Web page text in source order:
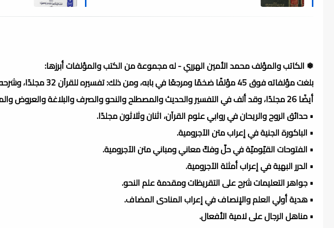
❅ الكاتب والمؤلف محمد الأمين الهرري - له مجموعة من الكتب والمؤلفات أبرزها:
أيضًا 26 مجلدًا، وقد ألف في التفسير والحديث والمصطلح والنحو والصرف والبلاغة والعروض والمنطق والسيرة، منها:
• حدائق الروح والريحان في روابي علوم القرآن، اثنان وثلاثون مجلدًا.
• الباكورة الجنية في إعراب متن الآجرومية.
• الفتوحات القيّوميّة في حلّ وفكّ معاني ومباني متن الآجرومية.
• الدرر البهية في إعراب أمثلة الآجرومية.
• جواهر التعليمات شرح على التقريظات ومقدمة علم النحو.
• هدية أولي العلم والإنصاف في إعراب المنادى المضاف.
• مناهل الرجال على لامية الأفعال.